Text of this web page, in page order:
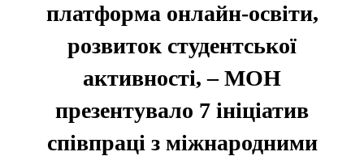
платформа онлайн-освіти,
розвиток студентської
активності, – МОН
презентувало 7 ініціатив
співпраці з міжнародними